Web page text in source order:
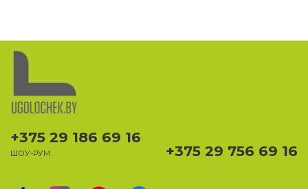
+375 29 186 69 16
ШОУ-РУМ +375 29 756 69 16